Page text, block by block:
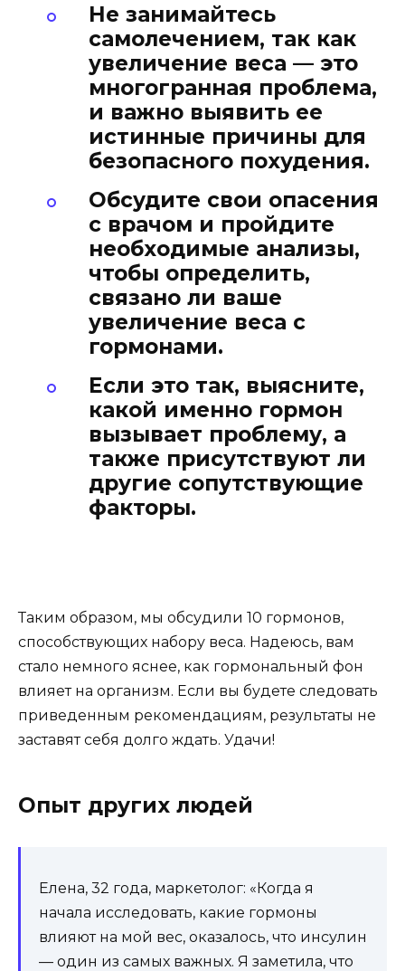
Не занимайтесь
самолечением, так как
увеличение веса — это
многогранная проблема,
и важно выявить ее
истинные причины для
безопасного похудения.
Обсудите свои опасения
с врачом и пройдите
необходимые анализы,
чтобы определить,
связано ли ваше
увеличение веса с
гормонами.
Если это так, выясните,
какой именно гормон
вызывает проблему, а
также присутствуют ли
другие сопутствующие
факторы.
Таким образом, мы обсудили 10 гормонов,
способствующих набору веса. Надеюсь, вам
стало немного яснее, как гормональный фон
влияет на организм. Если вы будете следовать
приведенным рекомендациям, результаты не
заставят себя долго ждать. Удачи!
Опыт других людей
Елена, 32 года, маркетолог: «Когда я
начала исследовать, какие гормоны
влияют на мой вес, оказалось, что инсулин
— один из самых важных. Я заметила, что